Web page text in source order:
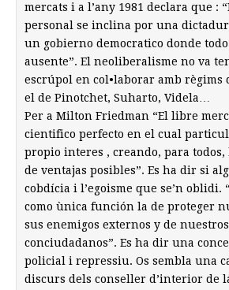
mercats i a l’any 1981 declara que :
personal se inclina por una
un gobierno democratico donde
ausente”. El neoliberalisme no va
escrúpol en col•laborar amb règims
el de Pinotchet, Suharto, Videla…
Per a Milton Friedman “El libre
cientifico perfecto en el cual
propio interes , creando, para todos,
de ventajas posibles”. Es ha dir si
cobdícia i l’egoisme que se’n oblidi.
como ùnica función la de proteger
sus enemigos externos y de
conciudadanos”. Es ha dir una
policial i repressiu. Os sembla una
discurs dels conseller d’interior de